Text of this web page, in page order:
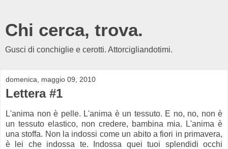
Chi cerca, trova.
Gusci di conchiglie e cerotti. Attorcigliandotimi.
domenica, maggio 09, 2010
Lettera #1
L'anima non è pelle. L'anima è un tessuto. E no, no, non è
un tessuto elastico, non credere, bambina mia. L'anima è
una stoffa. Non la indossi come un abito a fiori in primavera,
è lei che indossa te. Indossa quei tuoi splendidi occhi